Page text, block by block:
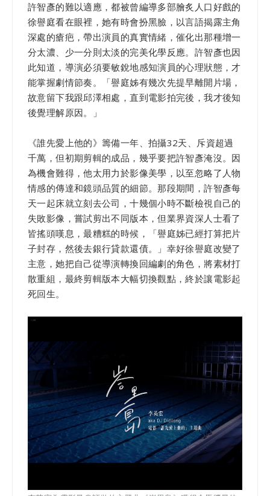
許智彥的難以適應，都被曾編導多部膾炙人口好戲的
徐譽庭看在眼裡，她有時會扮黑臉，以言語揭露主角
深處的瘡疤，帶出演員的真實情緒，催化出那種增一
分太濃、少一分則太淡的完美化學反應。許智彥也因
此知道，導演必須要敏銳地感知演員的心理狀態，才
能掌握劇情節奏。「譽庭姊有幾次先提早離開片場，
故意留下我跟邱澤相處，直到電影拍完後，我才後知
後覺理解原因。」
《誰先愛上他的》籌備一年、拍攝32天、斥資超過
千萬，但初期剪輯的成品，幾乎要把許智彥淹沒。因
為機會難得，他太用力於影像美學，以至忽略了人物
情感的傳達和鏡頭品質的細節。那段期間，許智彥每
天一起床就立刻去公司，十幾個小時不斷檢視自己的
失敗影像，嘗試剪出不同版本，但業界資深人士看了
皆搖頭嘆息，最糟糕的時候，「譽庭姊已經打算把片
子封存，然後去銀行貸款還債。」幸好徐譽庭改變了
主意，她把自己從導演轉換回編劇的角色，將素材打
散重組，最終剪輯版本大幅切換觀點，終於讓電影起
死回生。